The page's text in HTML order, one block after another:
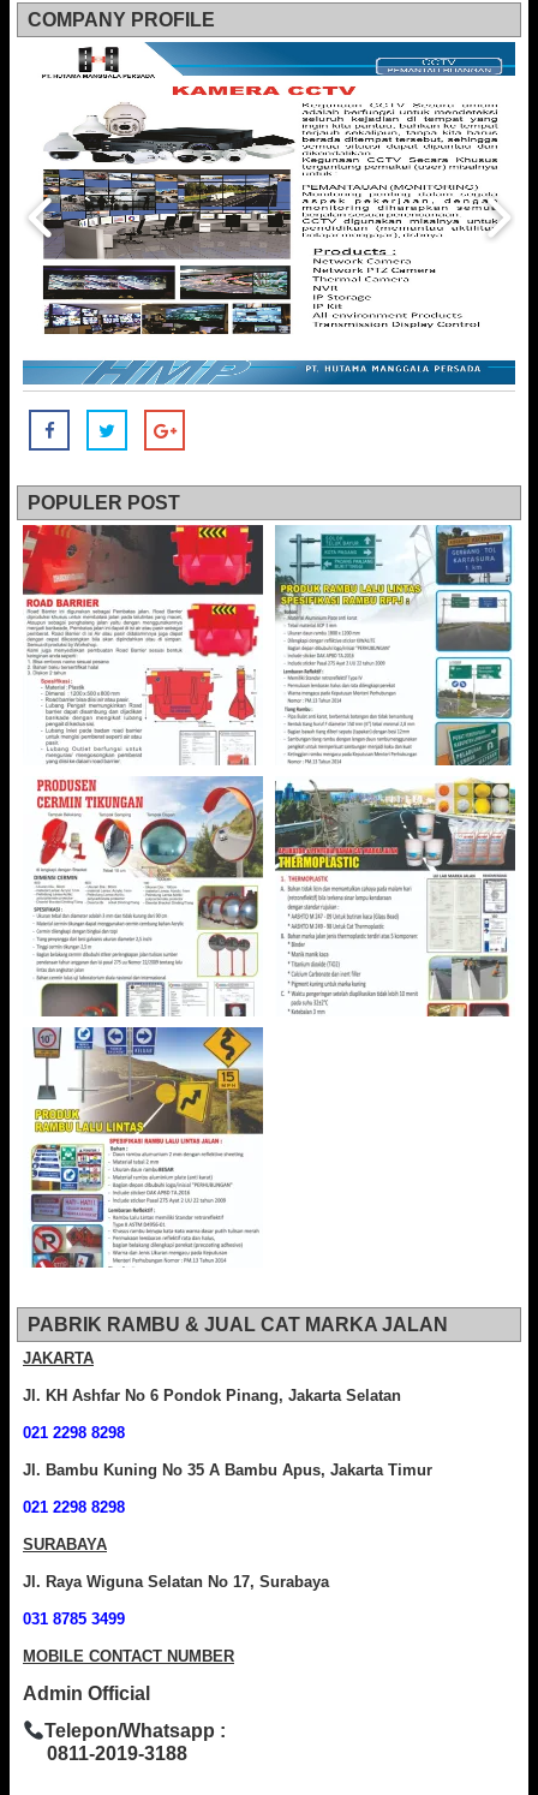
COMPANY PROFILE
POPULER POST
PABRIK RAMBU & JUAL CAT MARKA JALAN
JAKARTA
Jl. KH Ashfar No 6 Pondok Pinang, Jakarta Selatan
021 2298 8298
Jl. Bambu Kuning No 35 A Bambu Apus, Jakarta Timur
021 2298 8298
SURABAYA
Jl. Raya Wiguna Selatan No 17, Surabaya
031 8785 3499
MOBILE CONTACT NUMBER
Admin Official
Telepon/Whatsapp :
0811-2019-3188